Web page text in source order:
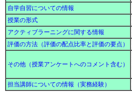
自学自習についての情報
授業の形式
アクティブラーニングに関する情報
評価の方法（評価の配点比率と評価の要点）
その他（授業アンケートへのコメント含む）
担当講師についての情報（実務経験）